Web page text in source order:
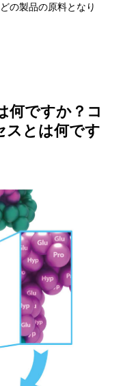
の製品の原料となり
何ですか？コ
スとは何です